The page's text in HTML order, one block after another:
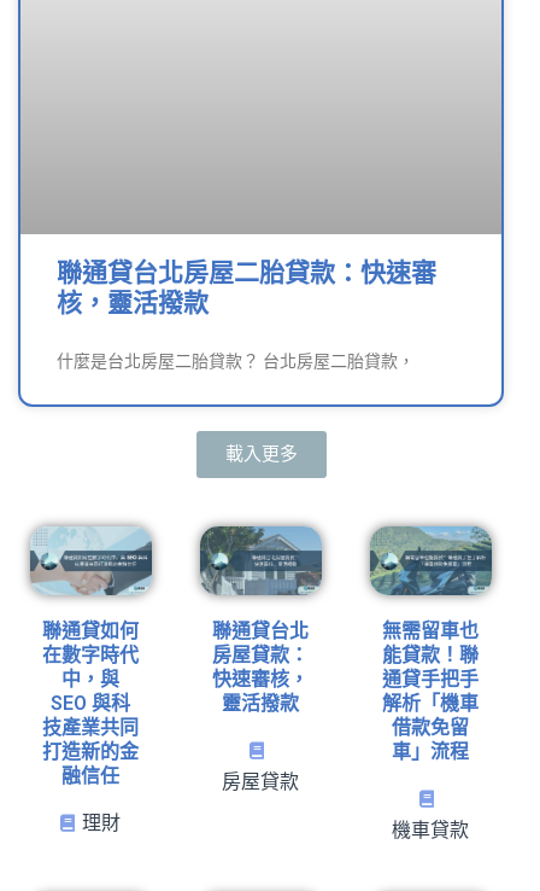
聯通貸台北房屋二胎貸款：快速審
核，靈活撥款
什麼是台北房屋二胎貸款？ 台北房屋二胎貸款，
載入更多
聯通貸如何
在數字時代
中，與
SEO 與科
技產業共同
打造新的金
融信任
理財
聯通貸台北
房屋貸款：
快速審核，
靈活撥款
房屋貸款
無需留車也
能貸款！聯
通貸手把手
解析「機車
借款免留
車」流程
機車貸款